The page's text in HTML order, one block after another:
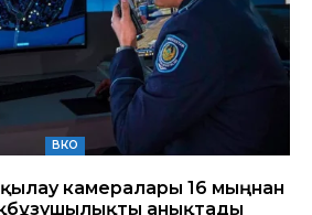
ВКО
камералары 16 мыңнан
анықтады